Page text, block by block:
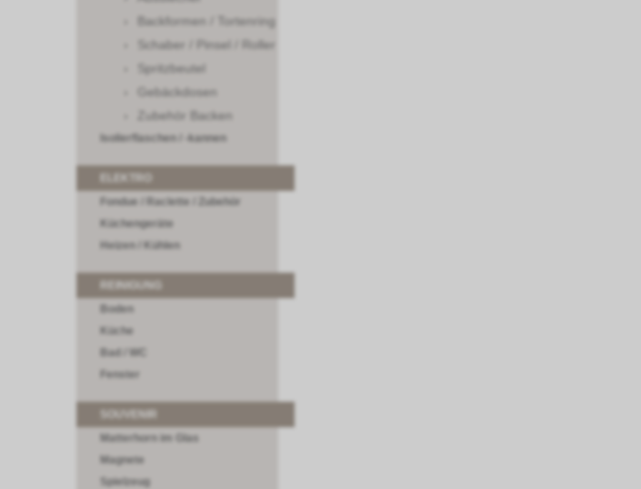
Backformen / Tortenring
Schaber / Pinsel / Roller
Spritzbeutel
Gebäckdosen
Zubehör Backen
Isolierflaschen / -kannen
Fondue / Raclette / Zubehör
Küchengeräte
Heizen / Kühlen
REINIGUNG
Boden
Küche
Bad / WC
Fenster
Matterhorn im Glas
Magnete
Spielzeug